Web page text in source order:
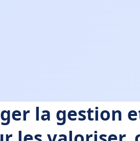
la gestion